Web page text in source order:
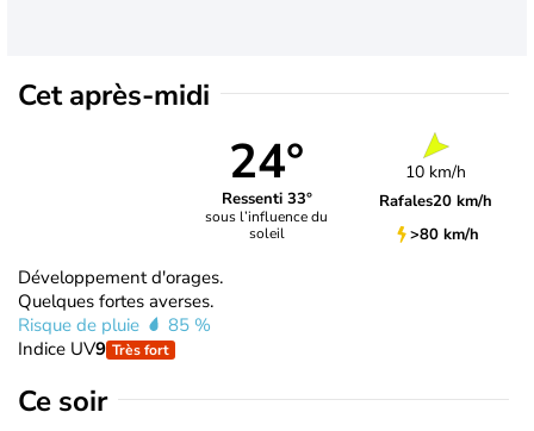
Cet après-midi
24°
Ressenti 33°
sous l’influence du
soleil
10 km/h
Rafales20 km/h
>80 km/h
Développement d'orages.
Quelques fortes averses.
Risque de pluie
85 %
Indice UV9 Très fort
Ce soir